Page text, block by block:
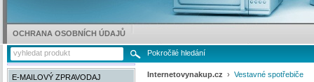
Internetovynakup.cz › Vestavné spotřebiče
E-MAILOVÝ ZPRAVODAJ
Pokročilé hledání
OCHRANA OSOBNÍCH ÚDAJŮ